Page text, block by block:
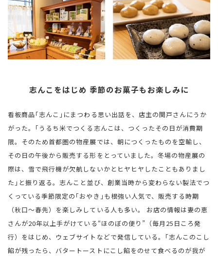
志んこをはじめ 季節のお菓子もお楽しみに
看板商品｢志んこ｣にまつわる思い出話を、店主の関戸さんにうか
がった。｢うるち米でつくる志んこは、つくったその日が消費期
限。そのため首都圏の物産展では、朝につくったものを空輸し、
その日の午後から販売する形をとっていました。冬場の物産展の
際は、雪で飛行機が欠航しないかとヒヤヒヤしたこともありまし
た｣と振り返る。志んこと並び、創業当時から変わらない製法でつ
くっている季節限定の｢おやき｣も根強い人気で、販売する時期
（秋口〜春先）を楽しみしている人も多い。 お店の情報は妻の恵
さんが20年以上手がけている“ほのぼの便り”（毎月25日ころ発
行）をはじめ、ウェブサイトなどで発信している。｢志んこのこし
餡が残ったら、バタートーストにこし餡をのせて食べるのが我が